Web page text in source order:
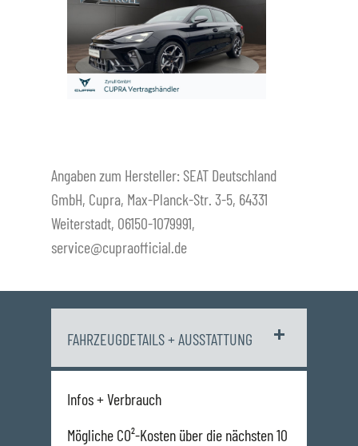
Angaben zum Hersteller: SEAT Deutschland
GmbH, Cupra, Max-Planck-Str. 3-5, 64331
Weiterstadt, 06150-1079991,
service@cupraofficial.de
FAHRZEUGDETAILS + AUSSTATTUNG
Infos + Verbrauch
Mögliche CO²-Kosten über die nächsten 10